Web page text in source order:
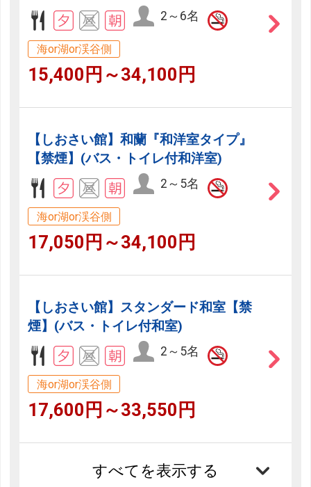
2～6名
海or湖or渓谷側
15,400円～34,100円
【しおさい館】和蘭『和洋室タイプ』
【禁煙】(バス・トイレ付和洋室)
2～5名
海or湖or渓谷側
17,050円～34,100円
【しおさい館】スタンダード和室【禁
煙】(バス・トイレ付和室)
2～5名
海or湖or渓谷側
17,600円～33,550円
すべてを表示する